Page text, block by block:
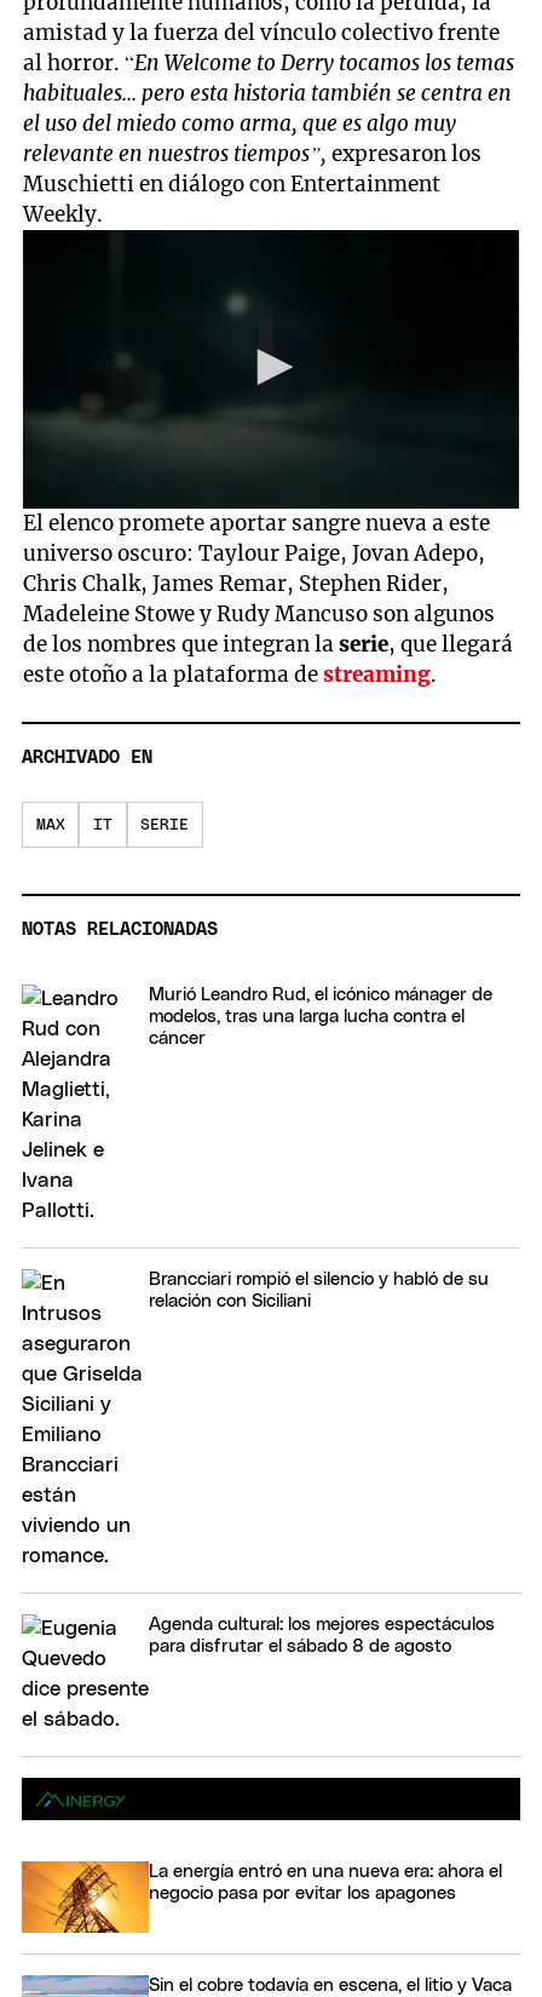
amistad y la fuerza del vínculo colectivo frente
al horror. “En Welcome to Derry tocamos los temas
habituales... pero esta historia también se centra en
el uso del miedo como arma, que es algo muy
relevante en nuestros tiempos”,expresaron los
Muschietti en diálogo con Entertainment
Weekly.
0
seconds
of
1
minute,
50
seconds
El elenco promete aportar sangre nueva a este
universo oscuro: Taylour Paige, Jovan Adepo,
Chris Chalk, James Remar, Stephen Rider,
Madeleine Stowe y Rudy Mancuso son algunos
de los nombres que integran laserie, que llegará
este otoño a la plataforma destreaming.
ARCHIVADO EN
MAX IT SERIE
NOTAS RELACIONADAS
Murió Leandro Rud, el icónico mánager de
modelos, tras una larga lucha contra el
cáncer
Brancciari rompió el silencio y habló de su
relación con Siciliani
Agenda cultural: los mejores espectáculos
para disfrutar el sábado 8 de agosto
La energía entró en una nueva era: ahora el
negocio pasa por evitar los apagones
Sin el cobre todavía en escena, el litio y Vaca